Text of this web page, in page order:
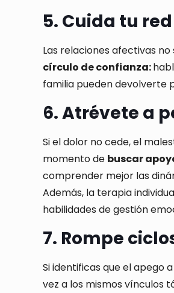
5. Cuida tu
Las relaciones afectivas
círculo de confianza:
familia pueden devolverte
6. Atrévete a
Si el dolor no cede, el
momento de buscar
comprender mejor las
Además, la terapia
habilidades de gestión
7. Rompe
Si identificas que el apego
vez a los mismos vínculos